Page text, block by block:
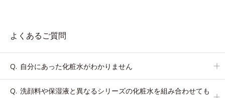
よくあるご質問
自分にあった化粧水がわかりません
洗顔料や保湿液と異なるシリーズの化粧水を組み合わせても